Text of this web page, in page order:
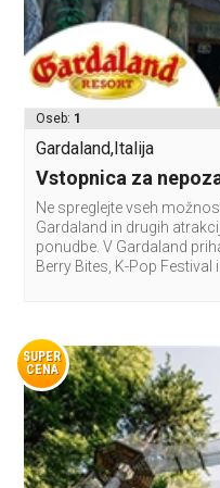
Oseb: 1
Gardaland,Italija
Vstopnica za
Ne spreglejte vseh
Gardaland in drugih
ponudbe. V Gardaland
Berry Bites, K-Pop Festival
SUPER
CENA